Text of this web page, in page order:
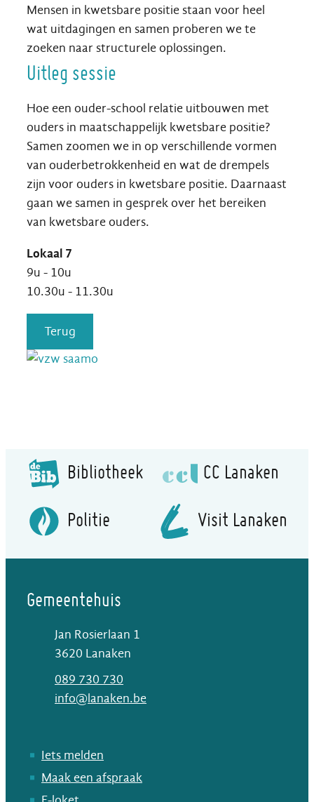
Mensen in kwetsbare positie staan voor heel
wat uitdagingen en samen proberen we te
zoeken naar structurele oplossingen.
Uitleg sessie
Hoe een ouder-school relatie uitbouwen met
ouders in maatschappelijk kwetsbare positie?
Samen zoomen we in op verschillende vormen
van ouderbetrokkenheid en wat de drempels
zijn voor ouders in kwetsbare positie. Daarnaast
gaan we samen in gesprek over het bereiken
van kwetsbare ouders.
Lokaal 7
9u - 10u
10.30u - 11.30u
Terug
Bibliotheek CC Lanaken
Politie Visit Lanaken
Gemeentehuis
Jan Rosierlaan 1
,3620 Lanaken
089 730 730
E-mailinfo@lanaken.be
Iets melden
Maak een afspraak